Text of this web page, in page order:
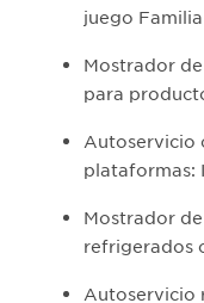
juego Familia
Mostrador
para
Autoservicio
plataformas:
Mostrador
refrigerados
Autoservicio